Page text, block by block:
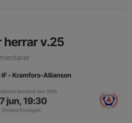
herrar v.25